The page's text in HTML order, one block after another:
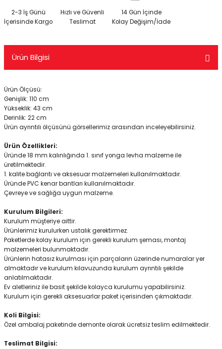
2-3 İş Günü
İçerisinde Kargo
Hızlı ve Güvenli
Teslimat
14 Gün İçinde
Kolay Değişim/İade
Ürün Bilgisi
Ürün Ölçüsü:
Genişlik: 110 cm
Yükseklik: 43 cm
Derinlik: 22 cm
Ürün ayrıntılı ölçüsünü görsellerimiz arasından inceleyebilirsiniz.
Ürün Özellikleri:
Üründe 18 mm kalınlığında 1. sınıf yonga levha malzeme ile
üretilmektedir.
1. kalite bağlantı ve aksesuar malzemeleri kullanılmaktadır.
Üründe PVC kenar bantları kullanılmaktadır.
Çevreye ve sağlığa uygun malzeme.
Kurulum Bilgileri:
Kurulum müşteriye aittir.
Ürünlerimiz kurulurken ustalık gerektirmez.
Paketlerde kolay kurulum için gerekli kurulum şeması, montaj
malzemeleri bulunmaktadır.
Ürünlerin hatasız kurulması için parçaların üzerinde numaralar yer
almaktadır ve kurulum kılavuzunda kurulum ayrıntılı şekilde
anlatılmaktadır.
Ev aletleriniz ile basit şekilde kolayca kurulumu yapabilirsiniz.
Kurulum için gerekli aksesuarlar paket içerisinden çıkmaktadır.
Koli Bilgisi:
Özel ambalaj paketinde demonte olarak ücretsiz teslim edilmektedir.
Teslimat Bilgisi: